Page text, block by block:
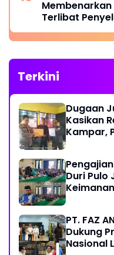
Membenarkan
Terlibat
Mobil Tangki
pare
Terkini
Dugaan
Kasikan
Kampar,
Duri Pulo
PT. FAZ
Dukung
Nasional